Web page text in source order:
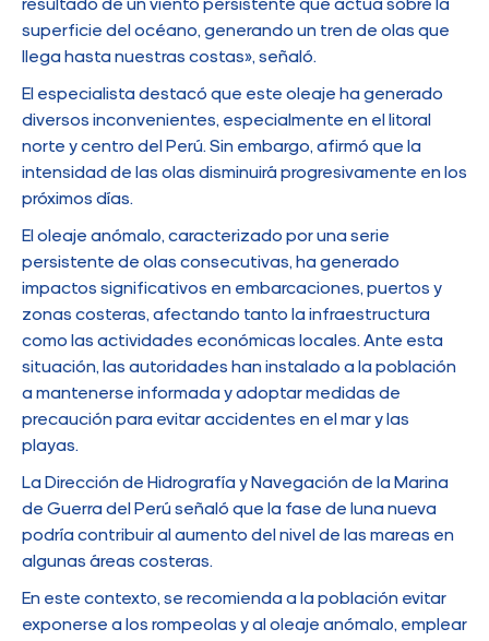
resultado de un viento persistente que actúa sobre la
superficie del océano, generando un tren de olas que
llega hasta nuestras costas», señaló.
El especialista destacó que este oleaje ha generado
diversos inconvenientes, especialmente en el litoral
norte y centro del Perú. Sin embargo, afirmó que la
intensidad de las olas disminuirá progresivamente en los
próximos días.
El oleaje anómalo, caracterizado por una serie
persistente de olas consecutivas, ha generado
impactos significativos en embarcaciones, puertos y
zonas costeras, afectando tanto la infraestructura
como las actividades económicas locales. Ante esta
situación, las autoridades han instalado a la población
a mantenerse informada y adoptar medidas de
precaución para evitar accidentes en el mar y las
playas.
La Dirección de Hidrografía y Navegación de la Marina
de Guerra del Perú señaló que la fase de luna nueva
podría contribuir al aumento del nivel de las mareas en
algunas áreas costeras.
En este contexto, se recomienda a la población evitar
exponerse a los rompeolas y al oleaje anómalo, emplear